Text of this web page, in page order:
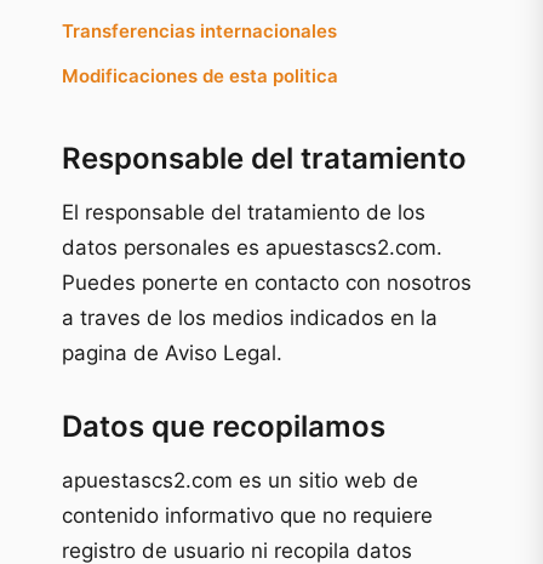
Transferencias internacionales
Modificaciones de esta politica
Responsable del tratamiento
El responsable del tratamiento de los
datos personales es apuestascs2.com.
Puedes ponerte en contacto con nosotros
a traves de los medios indicados en la
pagina de Aviso Legal.
Datos que recopilamos
apuestascs2.com es un sitio web de
contenido informativo que no requiere
registro de usuario ni recopila datos